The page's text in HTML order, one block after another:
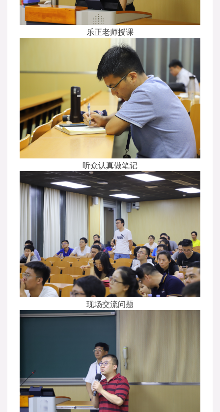
乐正老师授课
听众认真做笔记
现场交流问题